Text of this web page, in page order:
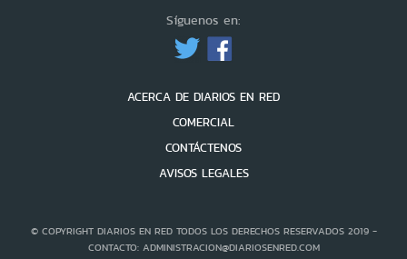
Síguenos en:
ACERCA DE DIARIOS EN RED
COMERCIAL
CONTÁCTENOS
AVISOS LEGALES
© COPYRIGHT DIARIOS EN RED TODOS LOS DERECHOS RESERVADOS 2019 -
CONTACTO: ADMINISTRACION@DIARIOSENRED.COM